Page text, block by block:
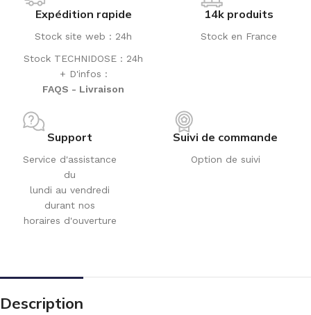
Expédition rapide
Stock site web : 24h
Stock TECHNIDOSE : 24h
+ D'infos :
FAQS - Livraison
14k produits
Stock en France
Support
Service d'assistance
du
lundi au vendredi
durant nos
horaires d'ouverture
Suivi de commande
Option de suivi
Description